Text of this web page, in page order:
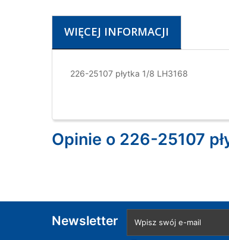
WIĘCEJ INFORMACJI
226-25107 płytka 1/8 LH3168
Opinie o 226-25107
Newsletter